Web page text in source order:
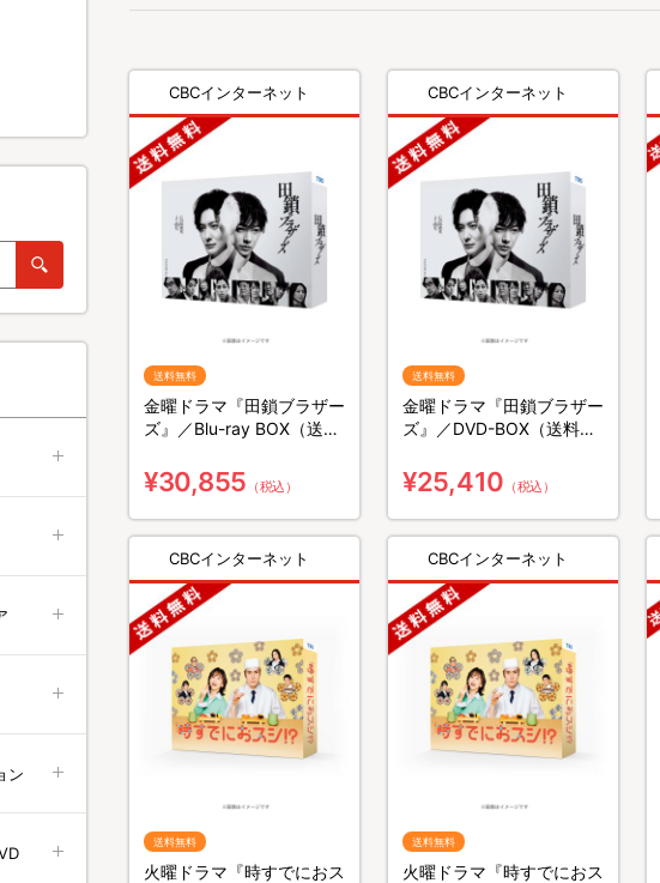
CBCインターネット
送料無料
金曜ドラマ『田鎖ブラザー
ズ』／Blu-ray BOX（送料
¥30,855 （税込）
CBCインターネット
送料無料
金曜ドラマ『田鎖ブラザー
ズ』／DVD-BOX（送料無
¥25,410 （税込）
CBCインターネット
送料無料
火曜ドラマ『時すでにおス
CBCインターネット
送料無料
火曜ドラマ『時すでにおス
ン